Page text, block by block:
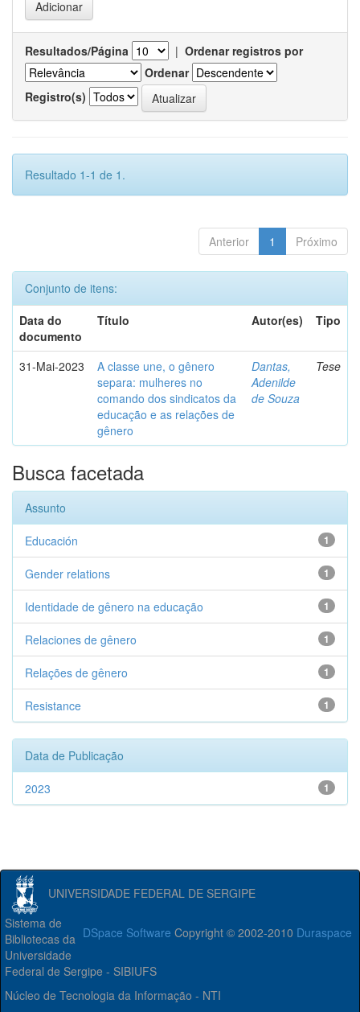
Resultados/Página | Ordenar registros por
Ordenar
Registro(s)
Resultado 1-1 de 1.
Anterior 1 Próximo
Conjunto de itens:
Data do
documento
Título Autor(es) Tipo
31-Mai-2023
A classe une, o gênero
separa: mulheres no
comando dos sindicatos da
educação e as relações de
gênero
Dantas,
Adenilde
de Souza
Tese
Busca facetada
Assunto
1
Educación
1
Gender relations
1
Identidade de gênero na educação
1
Relaciones de gênero
1
Relações de gênero
1
Resistance
Data de Publicação
1
2023
UNIVERSIDADE FEDERAL DE SERGIPE
DSpace Software Copyright © 2002-2010 Duraspace
Sistema de
Bibliotecas da
Universidade
Federal de Sergipe - SIBIUFS
Núcleo de Tecnologia da Informação - NTI